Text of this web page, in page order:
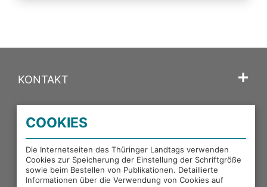
KONTAKT
PORTALE DES THÜRINGER LANDTAGS
EXTERNE LINKS
COOKIES
Die Internetseiten des Thüringer Landtags verwenden
Cookies zur Speicherung der Einstellung der Schriftgröße
sowie beim Bestellen von Publikationen. Detaillierte
Informationen über die Verwendung von Cookies auf